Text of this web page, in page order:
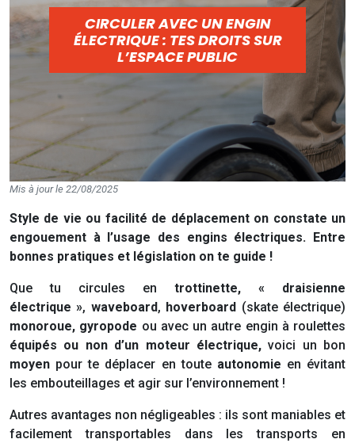
CIRCULER AVEC UN ENGIN
ÉLECTRIQUE : TES DROITS SUR
L’ESPACE PUBLIC
Mis à jour le 22/08/2025
Style de vie ou facilité de déplacement on constate un
engouement à l’usage des engins électriques. Entre
bonnes pratiques et législation on te guide !
Que tu circules en trottinette,
« draisienne
électrique », waveboard, hoverboard (skate électrique)
monoroue, gyropode ou avec un autre engin à roulettes
équipés ou non d’un moteur électrique,voici un bon
moyen pour te déplacer en toute autonomie en évitant
les embouteillages et agir sur l’environnement !
Autres avantages non négligeables : ils sont maniables et
facilement transportables dans les transports en